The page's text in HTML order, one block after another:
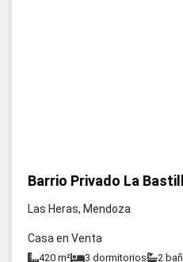
Barrio Privado La
Las Heras, Mendoza
Casa en Venta
420 m² 3 dormitorios 2